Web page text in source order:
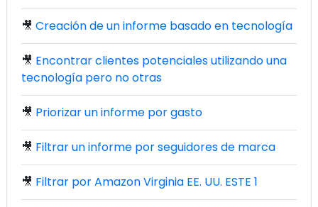
🎥 Creación de un informe basado en tecnología
🎥 Encontrar clientes potenciales utilizando una
tecnología pero no otras
🎥 Priorizar un informe por gasto
🎥 Filtrar un informe por seguidores de marca
🎥 Filtrar por Amazon Virginia EE. UU. ESTE 1